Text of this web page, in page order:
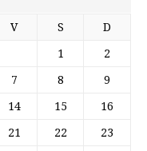
V S D
1 2
7 8 9
14 15 16
21 22 23